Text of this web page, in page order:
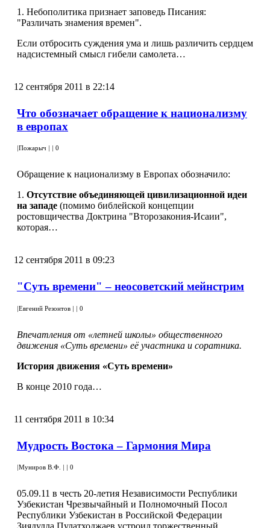
1. Небополитика признает заповедь Писания:
"Различать знамения времен".
Если отбросить суждения ума и лишь различить сердцем
надсистемный смысл гибели самолета…
12 сентября 2011 в 22:14
Что обозначает обращение к национализму
в европах
Пожарыч 0
Обращение к национализму в Европах обозначило:
1. Отсутствие объединяющей цивилизационной идеи
на западе (помимо библейской концепции
ростовщичества Доктрина "Второзакония-Исаии",
которая…
12 сентября 2011 в 09:23
"Суть времени" – неосоветский мейнстрим
|Евгений Резонтов | | 0
Впечатления от «летней школы» общественного
движения «Суть времени» её участника и соратника.
История движения «Суть времени»
В конце 2010 года…
11 сентября 2011 в 10:34
Мудрость Востока – Гармония Мира
Муниров В.Ф. 0
05.09.11 в честь 20-летия Независимости Республики
Узбекистан Чрезвычайный и Полномочный Посол
Республики Узбекистан в Российской Федерации